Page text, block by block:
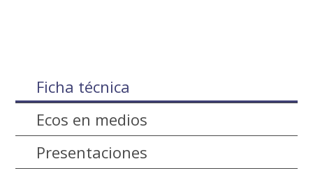
Ficha técnica
Ecos en medios
Presentaciones